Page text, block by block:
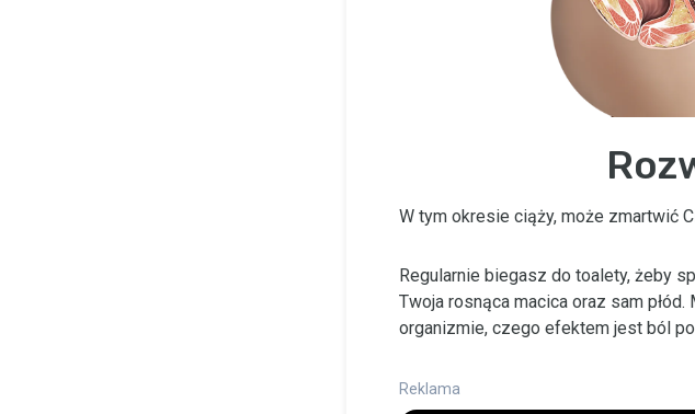
W tym okresie ciąży, może zmartwić
Regularnie biegasz do toalety, żeby
Twoja rosnąca macica oraz sam
organizmie, czego efektem jest ból
Reklama